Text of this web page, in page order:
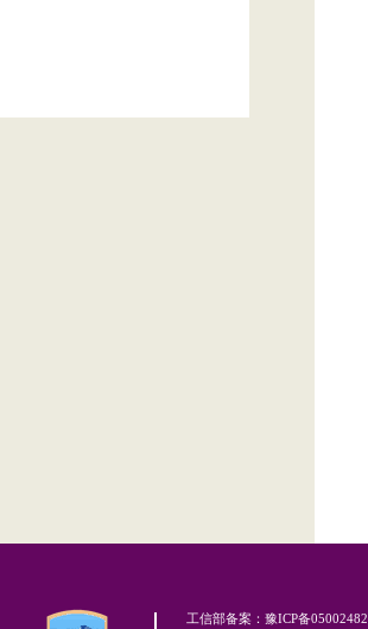
工信部备案：豫ICP备05002482